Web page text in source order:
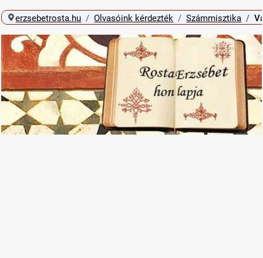
erzsebetrosta.hu Olvasóink kérdezték Számmisztika